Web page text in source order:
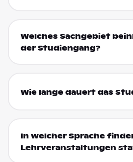
Welches Sachgebiet
der Studiengang?
Wie lange dauert das
In welcher Sprache
Lehrveranstaltungen